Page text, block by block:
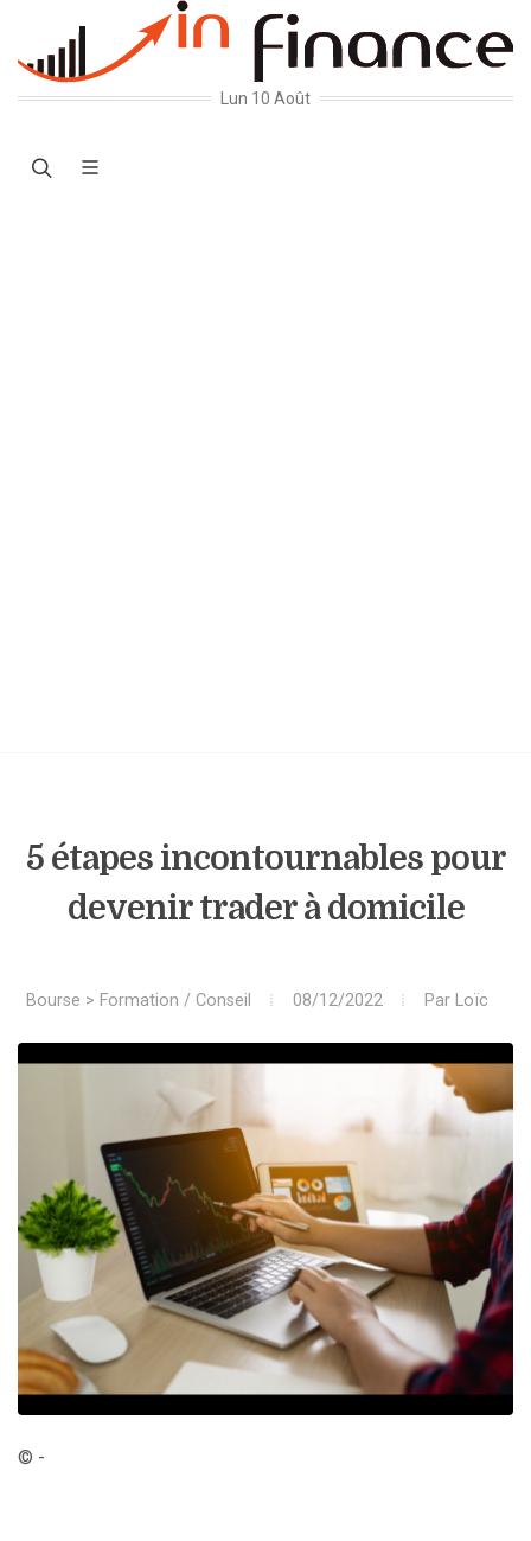
Lun 10 Août
5 étapes incontournables pour
devenir trader à domicile
Bourse > Formation / Conseil 08/12/2022 Par Loïc
© -